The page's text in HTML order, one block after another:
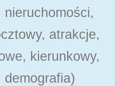
nieruchomości,
atrakcje,
kierunkowy,
demografia)